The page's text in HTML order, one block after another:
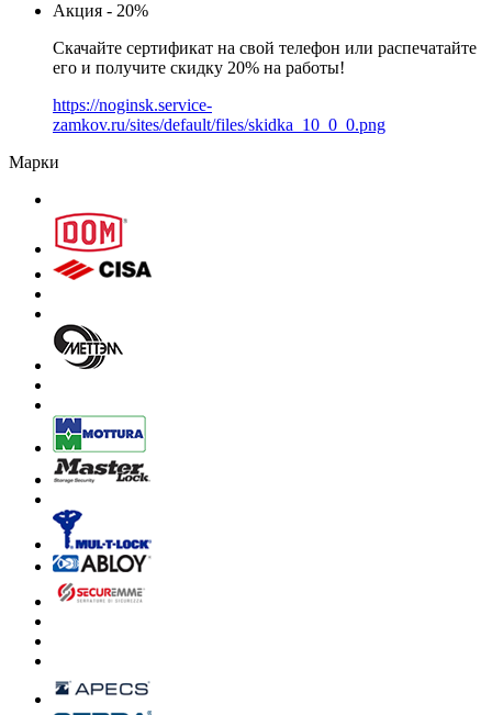
Акция - 20%
Скачайте сертификат на свой телефон или распечатайте
его и получите скидку 20% на работы!
https://noginsk.service-
zamkov.ru/sites/default/files/skidka_10_0_0.png
Марки